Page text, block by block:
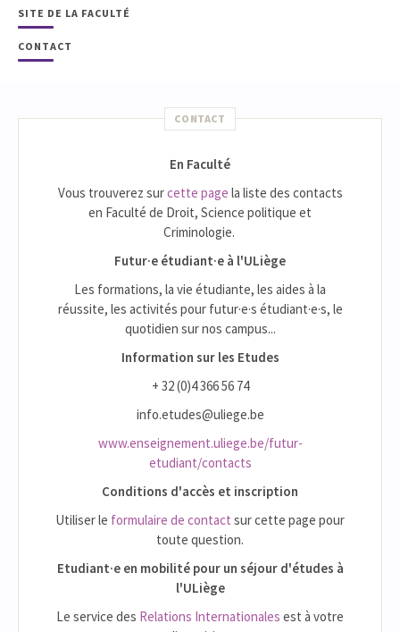
SITE DE LA FACULTÉ
CONTACT
CONTACT
En Faculté
Vous trouverez surcette page la liste des contacts
en Faculté de Droit, Science politique et
Criminologie.
Futur·e étudiant·e à l'ULiège
Les formations, la vie étudiante, les aides à la
réussite, les activités pour futur·e·s étudiant·e·s, le
quotidien sur nos campus...
Information sur les Etudes
+ 32 (0)4 366 56 74
info.etudes@uliege.be
www.enseignement.uliege.be/futur-
etudiant/contacts
Conditions d'accès et inscription
Utiliser le formulaire de contact sur cette page pour
toute question.
Etudiant·e en mobilité pour un séjour d'études à
l'ULiège
Le service des Relations Internationales est à votre